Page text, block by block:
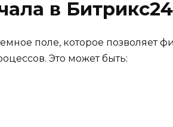
в Битрикс24
поле, которое позволяет
Это может быть: